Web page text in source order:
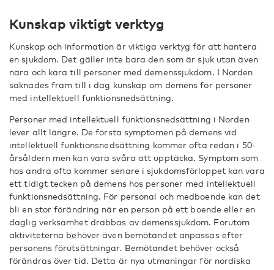
Kunskap viktigt verktyg
Kunskap och information är viktiga verktyg för att hantera
en sjukdom. Det gäller inte bara den som är sjuk utan även
nära och kära till personer med demenssjukdom. I Norden
saknades fram till i dag kunskap om demens för personer
med intellektuell funktionsnedsättning.
Personer med intellektuell funktionsnedsättning i Norden
lever allt längre. De första symptomen på demens vid
intellektuell funktionsnedsättning kommer ofta redan i 50-
årsåldern men kan vara svåra att upptäcka. Symptom som
hos andra ofta kommer senare i sjukdomsförloppet kan vara
ett tidigt tecken på demens hos personer med intellektuell
funktionsnedsättning. För personal och medboende kan det
bli en stor förändring när en person på ett boende eller en
daglig verksamhet drabbas av demenssjukdom. Förutom
aktiviteterna behöver även bemötandet anpassas efter
personens förutsättningar. Bemötandet behöver också
förändras över tid. Detta är nya utmaningar för nordiska